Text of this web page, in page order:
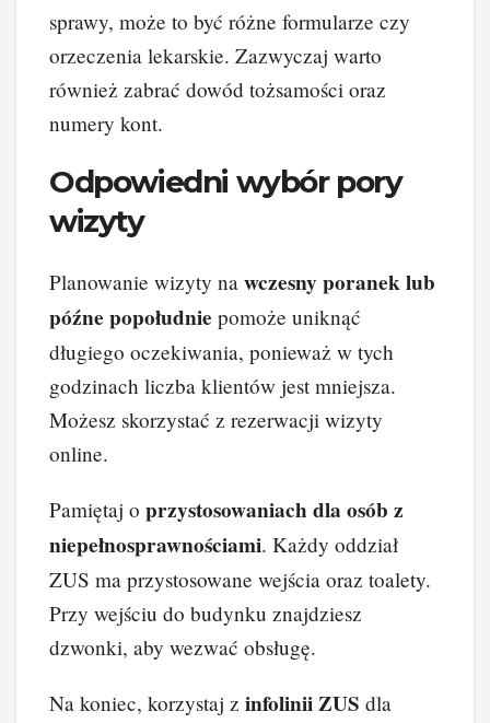
sprawy, może to być różne formularze czy
orzeczenia lekarskie. Zazwyczaj warto
również zabrać dowód tożsamości oraz
numery kont.
Odpowiedni wybór pory
wizyty
Planowanie wizyty na wczesny poranek lub
późne popołudnie pomoże uniknąć
długiego oczekiwania, ponieważ w tych
godzinach liczba klientów jest mniejsza.
Możesz skorzystać z rezerwacji wizyty
online.
Pamiętaj o przystosowaniach dla osób z
niepełnosprawnościami. Każdy oddział
ZUS ma przystosowane wejścia oraz toalety.
Przy wejściu do budynku znajdziesz
dzwonki, aby wezwać obsługę.
Na koniec, korzystaj z infolinii ZUS dla